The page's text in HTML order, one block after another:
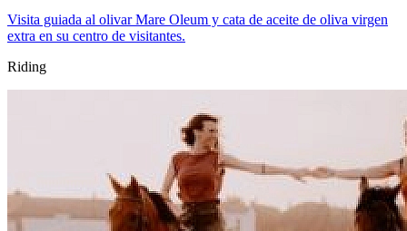
Visita guiada al olivar Mare Oleum y cata de aceite de oliva virgen
extra en su centro de visitantes.
Riding